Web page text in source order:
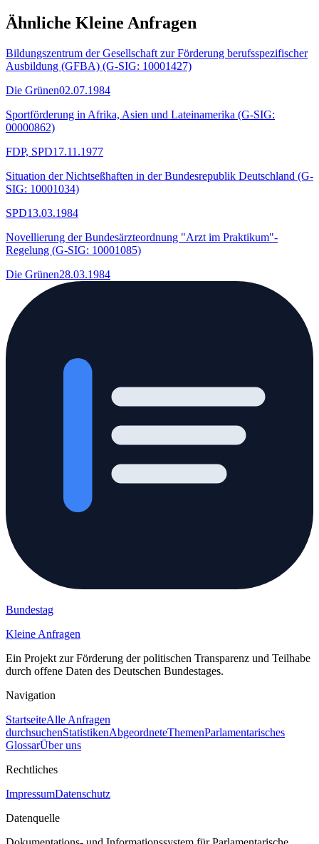
Ähnliche Kleine Anfragen
Bildungszentrum der Gesellschaft zur Förderung berufsspezifischer
Ausbildung (GFBA) (G-SIG: 10001427)
Die Grünen02.07.1984
Sportförderung in Afrika, Asien und Lateinamerika (G-SIG:
00000862)
FDP, SPD17.11.1977
Situation der Nichtseßhaften in der Bundesrepublik Deutschland (G-
SIG: 10001034)
SPD13.03.1984
Novellierung der Bundesärzteordnung "Arzt im Praktikum"-
Regelung (G-SIG: 10001085)
Die Grünen28.03.1984
Bundestag
Kleine Anfragen
Ein Projekt zur Förderung der politischen Transparenz und Teilhabe
durch offene Daten des Deutschen Bundestages.
Navigation
StartseiteAlle Anfragen
durchsuchenStatistikenAbgeordneteThemenParlamentarisches
GlossarÜber uns
Rechtliches
ImpressumDatenschutz
Datenquelle